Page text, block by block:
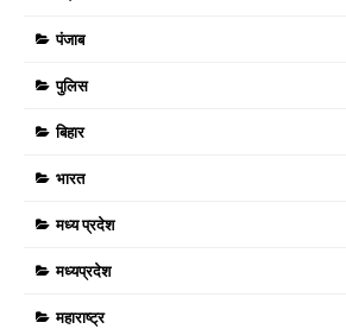
पंजाब
पुलिस
बिहार
भारत
मध्य प्रदेश
मध्यप्रदेश
महाराष्ट्र